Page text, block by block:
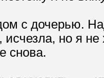
с дочерью.
но я не
снова.